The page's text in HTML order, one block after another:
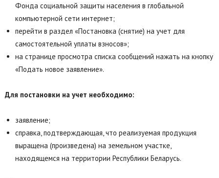
Фонда социальной защиты населения в глобальной
компьютерной сети интернет;
перейти в раздел «Постановка (снятие) на учет для
самостоятельной уплаты взносов»;
на странице просмотра списка сообщений нажать на кнопку
«Подать новое заявление».
Для постановки на учет необходимо:
заявление;
справка, подтверждающая, что реализуемая продукция
выращена (произведена) на земельном участке,
находящемся на территории Республики Беларусь.